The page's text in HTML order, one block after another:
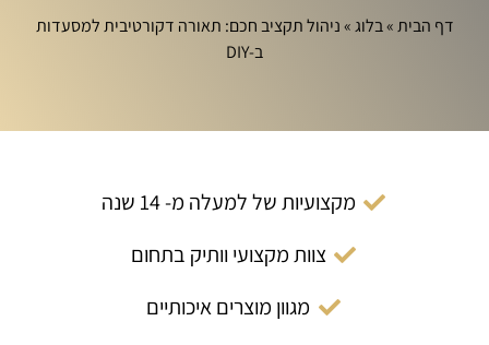
דף הבית»בלוג»ניהול תקציב חכם: תאורה דקורטיבית למסעדות
ב‑DIY
מקצועיות של למעלה מ- 14 שנה
צוות מקצועי וותיק בתחום
מגוון מוצרים איכותיים